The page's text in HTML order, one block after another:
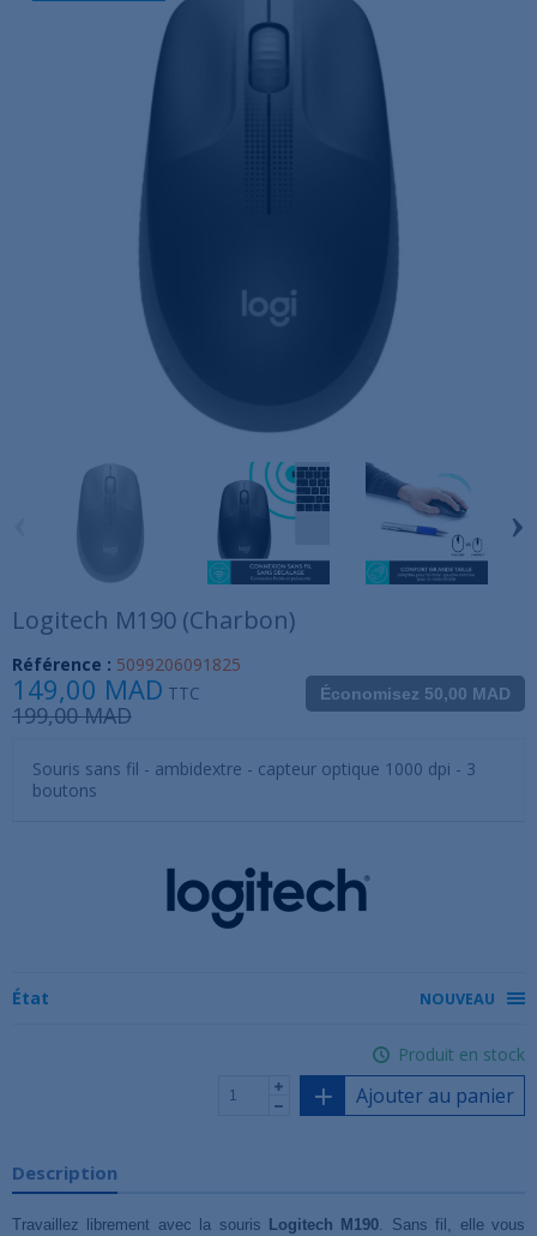
›
Logitech M190 (Charbon)
Référence : 5099206091825
Économisez 50,00 MAD
149,00 MAD TTC
199,00 MAD
Souris sans fil - ambidextre - capteur optique 1000 dpi - 3
boutons
État NOUVEAU
Produit en stock
Ajouter au panier
Description
Travaillez librement avec la souris Logitech M190. Sans fil, elle vous